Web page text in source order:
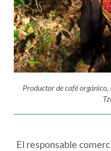
Productor de café
El responsable